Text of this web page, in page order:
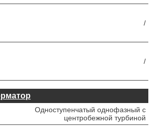
/
/
Одноступенчатый однофазный с
центробежной турбиной